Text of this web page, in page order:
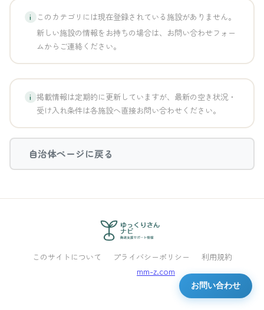
i
このカテゴリには現在登録されている施設がありません。
新しい施設の情報をお持ちの場合は、お問い合わせフォー
ムからご連絡ください。
i 掲載情報は定期的に更新していますが、最新の空き状況・
受け入れ条件は各施設へ直接お問い合わせください。
自治体ページに戻る
お問い合わせ
このサイトについて プライバシーポリシー 利用規約
mm-z.com